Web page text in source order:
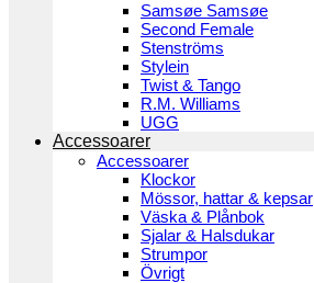
Samsøe Samsøe
Second Female
Stenströms
Stylein
Twist & Tango
R.M. Williams
UGG
Accessoarer
Accessoarer
Klockor
Mössor, hattar & kepsar
Väska & Plånbok
Sjalar & Halsdukar
Strumpor
Övrigt